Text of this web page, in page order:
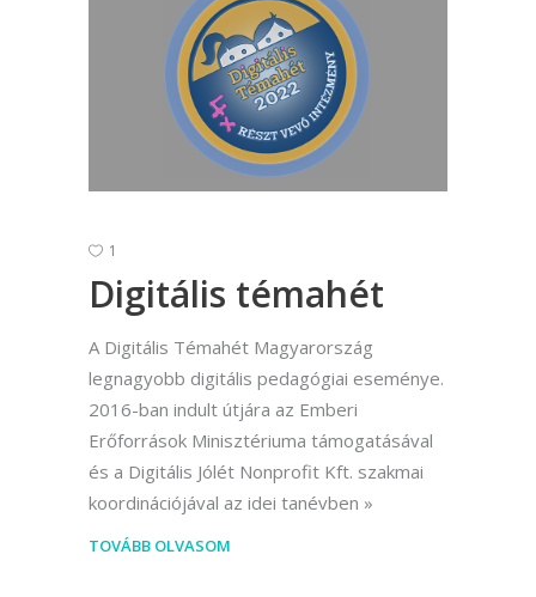
1
Digitális témahét
A Digitális Témahét Magyarország
legnagyobb digitális pedagógiai eseménye.
2016-ban indult útjára az Emberi
Erőforrások Minisztériuma támogatásával
és a Digitális Jólét Nonprofit Kft. szakmai
koordinációjával az idei tanévben
TOVÁBB OLVASOM